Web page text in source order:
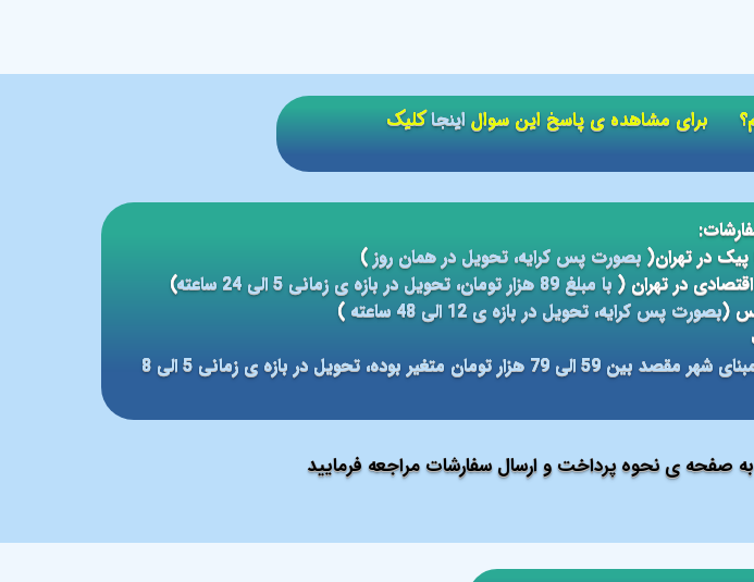
صفحه ی نحوه پرداخت و ارسال سفارشات مراجعه فرمایید
بصورت پس کرایه، تحویل در همان روز)
با مبلغ 89 هزار تومان، تحویل در بازه ی زمانی 5 الی 24 ساعته
)
بصورت پس کرایه، تحویل در بازه ی 12 الی 48 ساعته
)
مبلغ ارسال بر مبنای شهر مقصد بین 59 الی 79 هزار تومان متغیر بوده، تحویل در بازه ی زمانی 5 الی 8
کنم؟ برای مشاهده ی پاسخ این سوالاینجاکلیک